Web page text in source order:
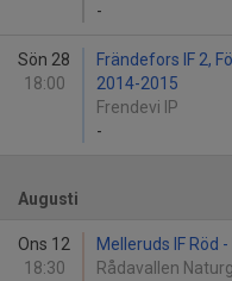
-
Sön 28
18:00
Frändefors IF 2,
2014-2015
Frendevi IP
-
Augusti
Ons 12
18:30
Melleruds IF Röd
Rådavallen